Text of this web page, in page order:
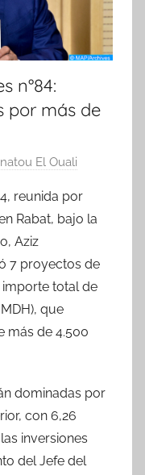
n°84:
por más de
El Ouali
reunida por
Rabat, bajo la
Aziz
7 proyectos de
total de
que
más de 4.500
dominadas por
con 6,26
inversiones
del Jefe del